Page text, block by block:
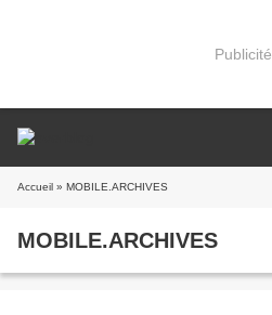
Publicité
Accueil » MOBILE.ARCHIVES
MOBILE.ARCHIVES